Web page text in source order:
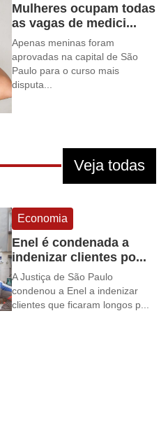
Mulheres ocupam todas
as vagas de medici...
Apenas meninas foram
aprovadas na capital de São
Paulo para o curso mais
disputa...
Veja todas
Economia
Enel é condenada a
indenizar clientes po...
A Justiça de São Paulo
condenou a Enel a indenizar
clientes que ficaram longos p...